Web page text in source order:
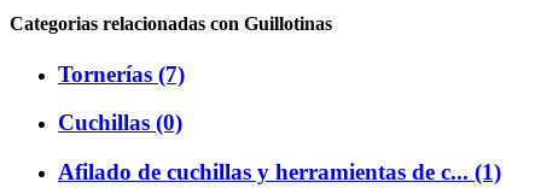
Categorias relacionadas con Guillotinas
Tornerías (7)
Cuchillas (0)
Afilado de cuchillas y herramientas de c... (1)